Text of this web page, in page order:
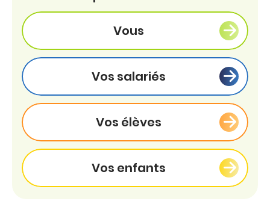
Vous
Vos salariés
Vos élèves
Vos enfants